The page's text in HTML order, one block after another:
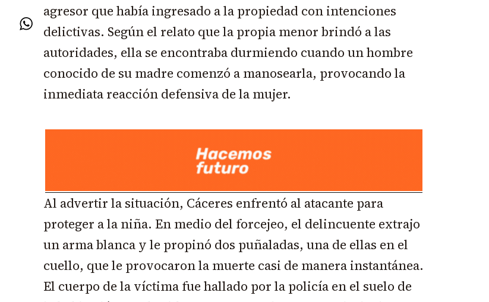
agresor que había ingresado a la propiedad con intenciones
delictivas. Según el relato que la propia menor brindó a las
autoridades, ella se encontraba durmiendo cuando un hombre
conocido de su madre comenzó a manosearla, provocando la
inmediata reacción defensiva de la mujer.
Al advertir la situación, Cáceres enfrentó al atacante para
proteger a la niña. En medio del forcejeo, el delincuente extrajo
un arma blanca y le propinó dos puñaladas, una de ellas en el
cuello, que le provocaron la muerte casi de manera instantánea.
El cuerpo de la víctima fue hallado por la policía en el suelo de